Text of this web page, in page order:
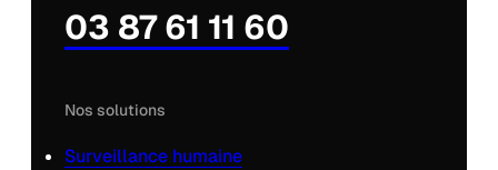
03 87 61 11 60
Nos solutions
Surveillance humaine